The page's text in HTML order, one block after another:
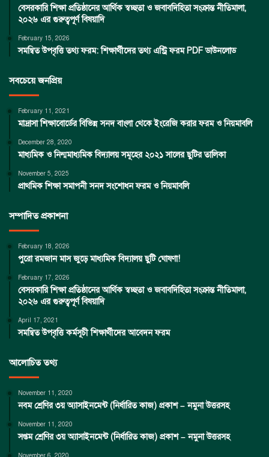
বেসরকারি শিক্ষা প্রতিষ্ঠানের আর্থিক স্বচ্ছতা ও জবাবদিহিতা সংক্রান্ত নীতিমালা,
২০২৬ এর গুরুত্বপূর্ণ বিষয়াদি
February 15, 2026
সমন্বিত উপবৃত্তি তথ্য ফরম: শিক্ষার্থীদের তথ্য এন্ট্রি ফরম PDF ডাউনলোড
সবচেয়ে জনপ্রিয়
February 11, 2021
মাদ্রাসা শিক্ষাবোর্ডের বিভিন্ন সনদ বাংলা থেকে ইংরেজি করার ফরম ও নিয়মাবলি
December 28, 2020
মাধ্যমিক ও নিন্মমাধ্যমিক বিদ্যালয় সমূহের ২০২১ সালের ছুটির তালিকা
November 5, 2025
প্রাথমিক শিক্ষা সমাপনী সনদ সংশোধন ফরম ও নিয়মাবলি
সম্পাদিত প্রকাশনা
February 18, 2026
পুরো রমজান মাস জুড়ে মাধ্যমিক বিদ্যালয় ছুটি ঘোষণা!
February 17, 2026
বেসরকারি শিক্ষা প্রতিষ্ঠানের আর্থিক স্বচ্ছতা ও জবাবদিহিতা সংক্রান্ত নীতিমালা,
২০২৬ এর গুরুত্বপূর্ণ বিষয়াদি
April 17, 2021
সমন্বিত উপবৃত্তি কর্মসূচী শিক্ষার্থীদের আবেদন ফরম
আলোচিত তথ্য
November 11, 2020
নবম শ্রেণির ৩য় অ্যাসাইনমেন্ট (নির্ধারিত কাজ) প্রকাশ – নমুনা উত্তরসহ
November 11, 2020
সপ্তম শ্রেণির ৩য় অ্যাসাইনমেন্ট (নির্ধারিত কাজ) প্রকাশ – নমুনা উত্তরসহ